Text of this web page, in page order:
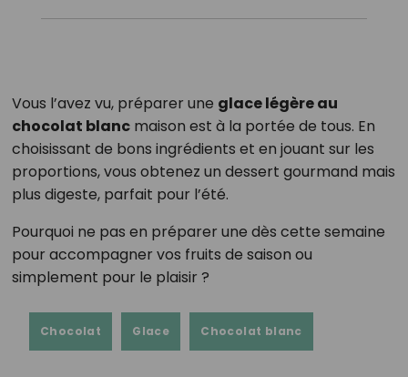
Vous l’avez vu, préparer une glace légère au
chocolat blancmaison est à la portée de tous. En
choisissant de bons ingrédients et en jouant sur les
proportions, vous obtenez un dessert gourmand mais
plus digeste, parfait pour l’été.
Pourquoi ne pas en préparer une dès cette semaine
pour accompagner vos fruits de saison ou
simplement pour le plaisir ?
Chocolat Glace Chocolat blanc